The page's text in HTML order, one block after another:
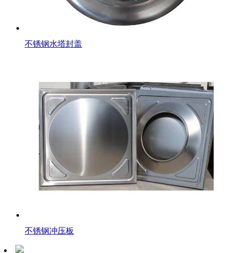
不锈钢水塔封盖
不锈钢冲压板